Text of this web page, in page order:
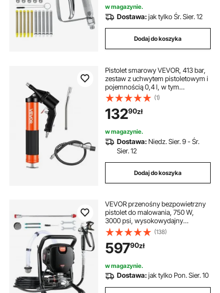
w magazynie.
Dostawa:jak tylko Śr. Sier. 12
Dodaj do koszyka
Pistolet smarowy VEVOR, 413 bar,
zestaw z uchwytem pistoletowym i
pojemnością 0,4 l, w tym
elastyczny wąż o długości 45,7 cm,
1 rura przedłużająca i 2 płaskie
dysze do zastosowań
motoryzacyjnych i morskich
(1)
13290zł
w magazynie.
Dostawa: Niedz. Sier. 9 - Śr.
Sier. 12
Dodaj do koszyka
VEVOR przenośny bezpowietrzny
pistolet do malowania, 750 W,
3000 psi, wysokowydajny
elektryczny pistolet do malowania,
pistolety natryskowe, system do
malowania natryskowego
bezpowietrznego pod wysokim
ciśnieniem z wężem o długości 7.6
m
(138)
59790zł
w magazynie.
Dostawa:jak tylko Pon. Sier. 10